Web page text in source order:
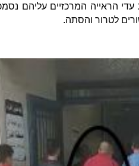
עדי הראייה המרכזיים עליהם
לטרור והסתה.